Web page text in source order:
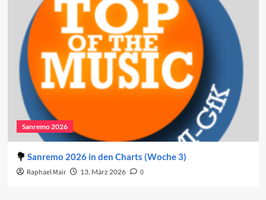
Sanremo 2026
Sanremo 2026 in den Charts (Woche 3)
Raphael Mair 13. März 2026 0